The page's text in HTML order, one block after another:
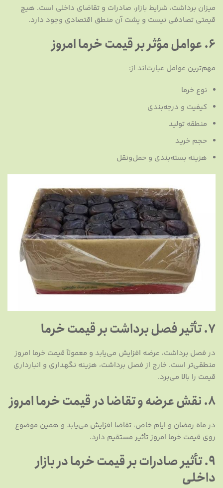
میزان برداشت، شرایط بازار، صادرات و تقاضای داخلی است. هیچ
قیمتی تصادفی نیست و پشت آن منطق اقتصادی وجود دارد.
6. عوامل مؤثر بر قیمت خرما امروز
مهم‌ترین عوامل عبارت‌اند از:
نوع خرما
کیفیت و درجه‌بندی
منطقه تولید
حجم خرید
هزینه بسته‌بندی و حمل‌ونقل
7. تأثیر فصل برداشت بر قیمت خرما
در فصل برداشت، عرضه افزایش می‌یابد و معمولاً قیمت خرما امروز
منطقی‌تر است. خارج از فصل برداشت، هزینه نگهداری و انبارداری
قیمت را بالا می‌برد.
8. نقش عرضه و تقاضا در قیمت خرما امروز
در ماه رمضان و ایام خاص، تقاضا افزایش می‌یابد و همین موضوع
روی قیمت خرما امروز تأثیر مستقیم دارد.
9. تأثیر صادرات بر قیمت خرما در بازار
داخلی